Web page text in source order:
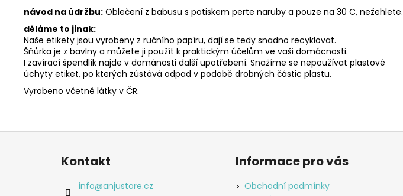
návod na údržbu: Oblečení z babusu s potiskem perte naruby a pouze na 30 C, nežehlete.
děláme to jinak:
Naše etikety jsou vyrobeny z ručního papíru, dají se tedy snadno recyklovat.
Šňůrka je z bavlny a můžete ji použít k praktickým účelům ve vaši domácnosti.
I zavírací špendlík najde v dománosti další upotřebení. Snažíme se nepoužívat plastové
úchyty etiket, po kterých zústává odpad v podobě drobných částic plastu.
Vyrobeno včetně látky v ČR.
Z
Kontakt
info@anjustore.cz
Informace pro vás
Obchodní podmínky